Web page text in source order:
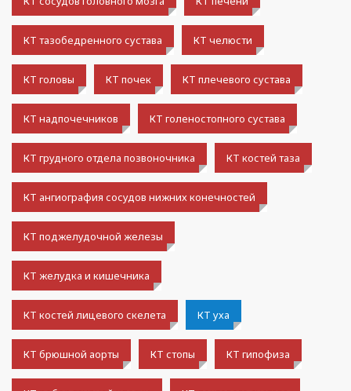
КТ тазобедренного сустава КТ челюсти
КТ головы КТ почек КТ плечевого сустава
КТ надпочечников КТ голеностопного сустава
КТ грудного отдела позвоночника КТ костей таза
КТ ангиография сосудов нижних конечностей
КТ поджелудочной железы
КТ желудка и кишечника
КТ костей лицевого скелета КТ уха
КТ брюшной аорты КТ стопы КТ гипофиза